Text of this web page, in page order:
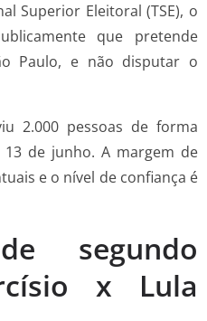
Superior Eleitoral (TSE), o
que pretende
Paulo, e não disputar o
2.000 pessoas de forma
de junho. A margem de
e o nível de confiança é
segundo
x Lula